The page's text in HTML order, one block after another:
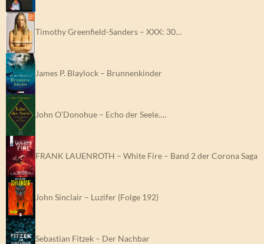
Timothy Greenfield-Sanders – XXX: 30…
James P. Blaylock – Brunnenkinder
John O’Donohue – Echo der Seele.…
FRANK LAUENROTH – White Fire – Band 2 der Corona Saga
John Sinclair – Luzifer (Folge 192)
Sebastian Fitzek – Der Nachbar